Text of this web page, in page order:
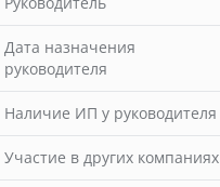
Дата назначения
руководителя
Наличие ИП у руководителя
Участие в других компаниях